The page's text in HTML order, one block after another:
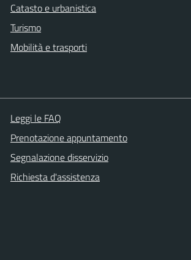
Catasto e urbanistica
Turismo
Mobilità e trasporti
Leggi le FAQ
Prenotazione appuntamento
Segnalazione disservizio
Richiesta d'assistenza